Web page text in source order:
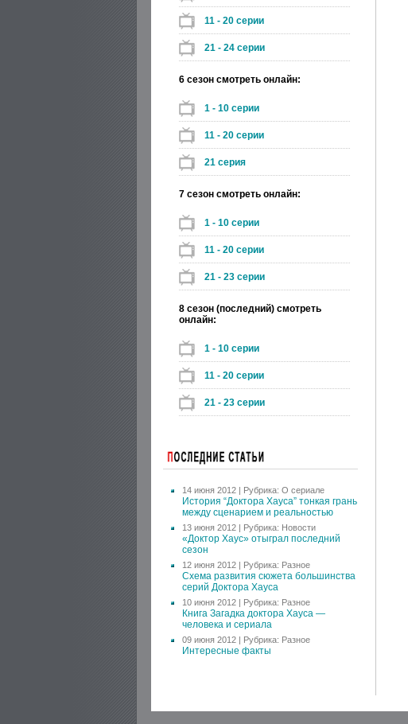
11 - 20 серии
21 - 24 серии
6 сезон смотреть онлайн:
1 - 10 серии
11 - 20 серии
21 серия
7 сезон смотреть онлайн:
1 - 10 серии
11 - 20 серии
21 - 23 серии
8 сезон (последний) смотреть
онлайн:
1 - 10 серии
11 - 20 серии
21 - 23 серии
14 июня 2012 | Рубрика: О сериале
История “Доктора Хауса” тонкая грань
между сценарием и реальностью
13 июня 2012 | Рубрика: Новости
«Доктор Хаус» отыграл последний
сезон
12 июня 2012 | Рубрика: Разное
Схема развития сюжета большинства
серий Доктора Хауса
10 июня 2012 | Рубрика: Разное
Книга Загадка доктора Хауса —
человека и сериала
09 июня 2012 | Рубрика: Разное
Интересные факты